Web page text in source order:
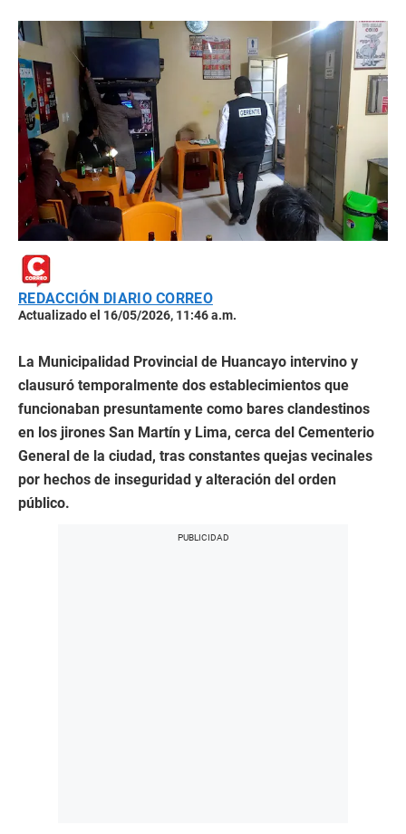
REDACCIÓN DIARIO CORREO
Actualizado el 16/05/2026, 11:46 a.m.
La Municipalidad Provincial de Huancayo intervino y
clausuró temporalmente dos establecimientos que
funcionaban presuntamente como bares clandestinos
en los jirones San Martín y Lima, cerca del Cementerio
General de la ciudad, tras constantes quejas vecinales
por hechos de inseguridad y alteración del orden
público.